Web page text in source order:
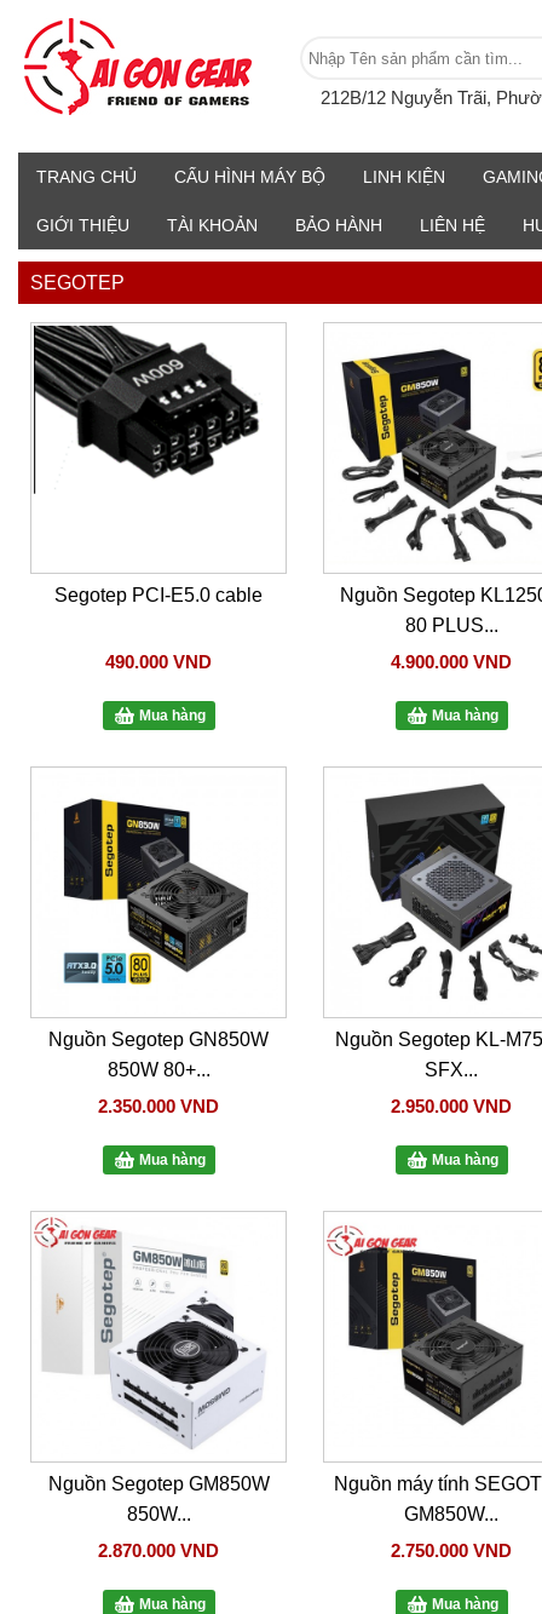
212B/12 Nguyễn Trãi,
TRANG CHỦ CẤU HÌNH MÁY BỘ LINH KIỆN
GIỚI THIỆU TÀI KHOẢN BẢO HÀNH LIÊN HỆ
SEGOTEP
Segotep PCI-E5.0 cable
490.000 VND
Mua hàng
Nguồn Segotep
80 PLUS...
4.900.000 VND
Mua hàng
Nguồn Segotep GN850W
850W 80+...
2.350.000 VND
Mua hàng
Nguồn Segotep KL-
SFX...
2.950.000 VND
Mua hàng
Nguồn Segotep GM850W
850W...
2.870.000 VND
Mua hàng
Nguồn máy tính
GM850W...
2.750.000 VND
Mua hàng